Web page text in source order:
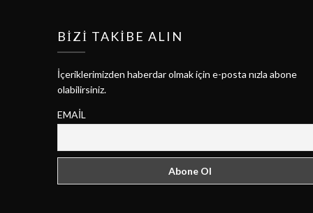
BIZI TAKIBE ALIN
İçeriklerimizden haberdar olmak için e-posta nızla abone
olabilirsiniz.
EMAIL